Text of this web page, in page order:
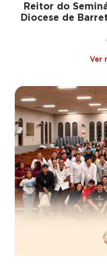
Reitor do
Diocese de
Ver